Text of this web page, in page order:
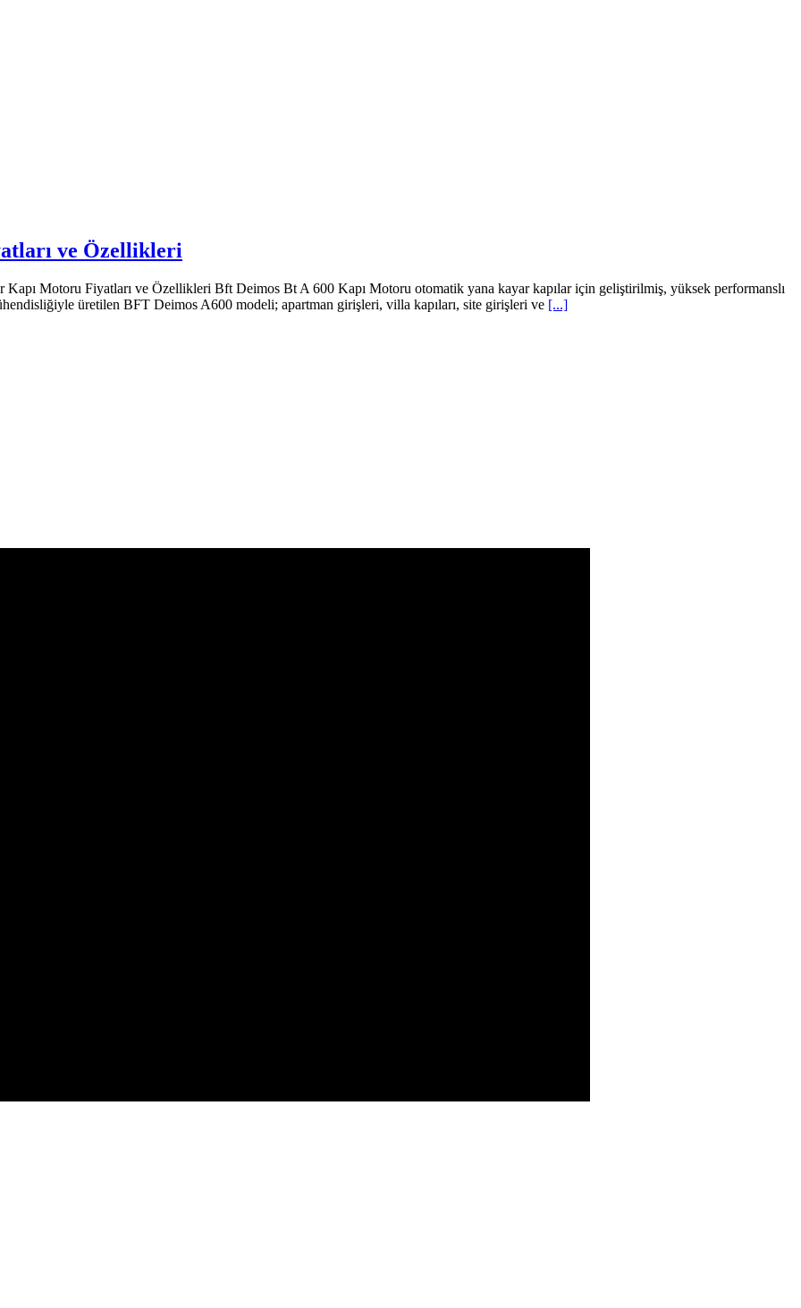
ve Özellikleri
Motoru Fiyatları ve Özellikleri Bft Deimos Bt A 600 Kapı Motoru otomatik yana kayar kapılar için geliştirilmiş, yüksek performanslı
üretilen BFT Deimos A600 modeli; apartman girişleri, villa kapıları, site girişleri ve [...]